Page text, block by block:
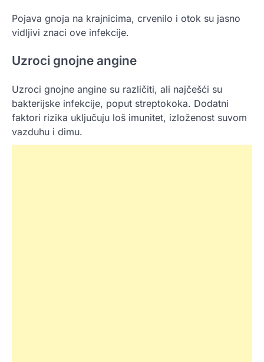
Pojava gnoja na krajnicima, crvenilo i otok su jasno
vidljivi znaci ove infekcije.
Uzroci gnojne angine
Uzroci gnojne angine su različiti, ali najčešći su
bakterijske infekcije, poput streptokoka. Dodatni
faktori rizika uključuju loš imunitet, izloženost suvom
vazduhu i dimu.